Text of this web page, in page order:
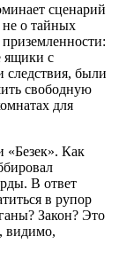
сценарий
не о тайных
ящики с
следствия, были
свободную
для
«Безек». Как
В ответ
в рупор
Закон? Это
видимо,